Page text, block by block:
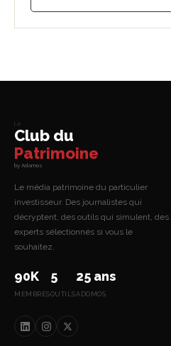
Le
Club du
Patrimoine
by Adomos
Le média patrimoine du particulier
investisseur. Des journalistes qui
décryptent, des outils qui simulent, des
experts sélectionnés si vous le
souhaitez.
90K
MEMBRES
5
OUTILS
25 ans
ADOMOS